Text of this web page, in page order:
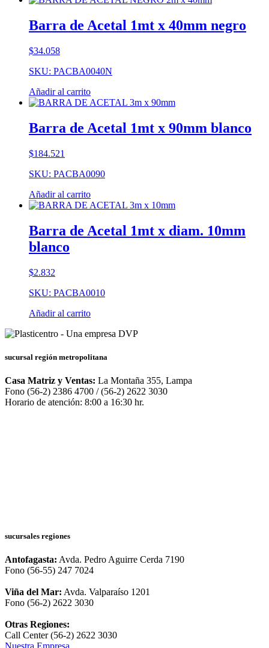
Barra de Acetal 1mt x 40mm negro
$34.058
SKU: PACBA0040N
Añadir al carrito
Barra de Acetal 1mt x 90mm blanco
$184.521
SKU: PACBA0090
Añadir al carrito
Barra de Acetal 1mt x diam. 10mm
blanco
$2.832
SKU: PACBA0010
Añadir al carrito
sucursal región metropolitana
Casa Matriz y Ventas: La Montaña 355, Lampa
Fono (56-2) 2386 4700 / (56-2) 2622 3030
Horario de atención: 8:00 a 16:30 hr.
sucursales regiones
Antofagasta: Avda. Pedro Aguirre Cerda 7190
Fono (56-55) 247 7024
Viña del Mar: Avda. Valparaíso 1201
Fono (56-2) 2622 3030
Otras Regiones:
Call Center (56-2) 2622 3030